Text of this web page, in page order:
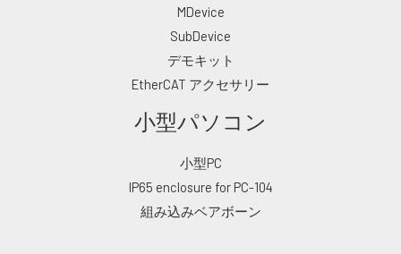
MDevice
SubDevice
デモキット
EtherCAT アクセサリー
小型パソコン
小型PC
IP65 enclosure for PC-104
組み込みベアボーン